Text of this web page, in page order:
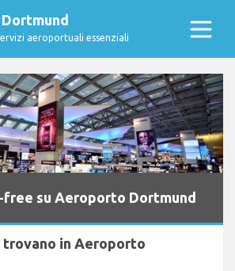
aeroportuali essenziali
su Aeroporto Dortmund
trovano in Aeroporto